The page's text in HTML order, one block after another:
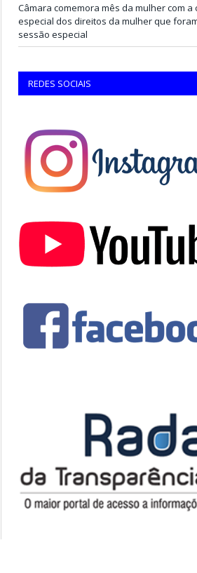
Câmara comemora mês da mulher com a
especial dos direitos da mulher que
sessão especial
REDES SOCIAIS